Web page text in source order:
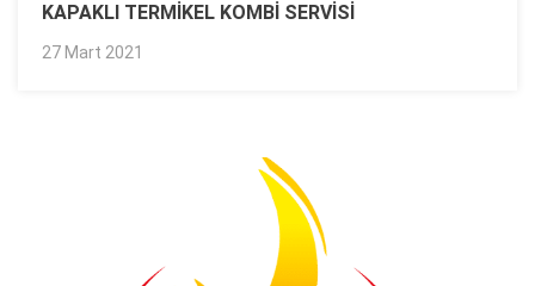
KAPAKLI TERMIKEL KOMBI SERVISI
27 Mart 2021